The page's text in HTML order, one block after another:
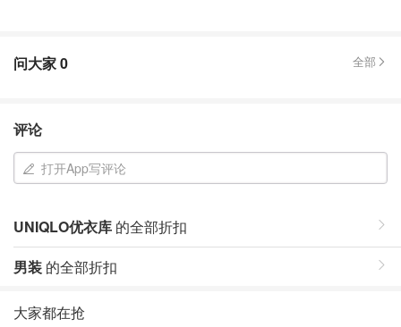
问大家0 全部
评论
打开App写评论
UNIQLO优衣库 的全部折扣
男装 的全部折扣
大家都在抢